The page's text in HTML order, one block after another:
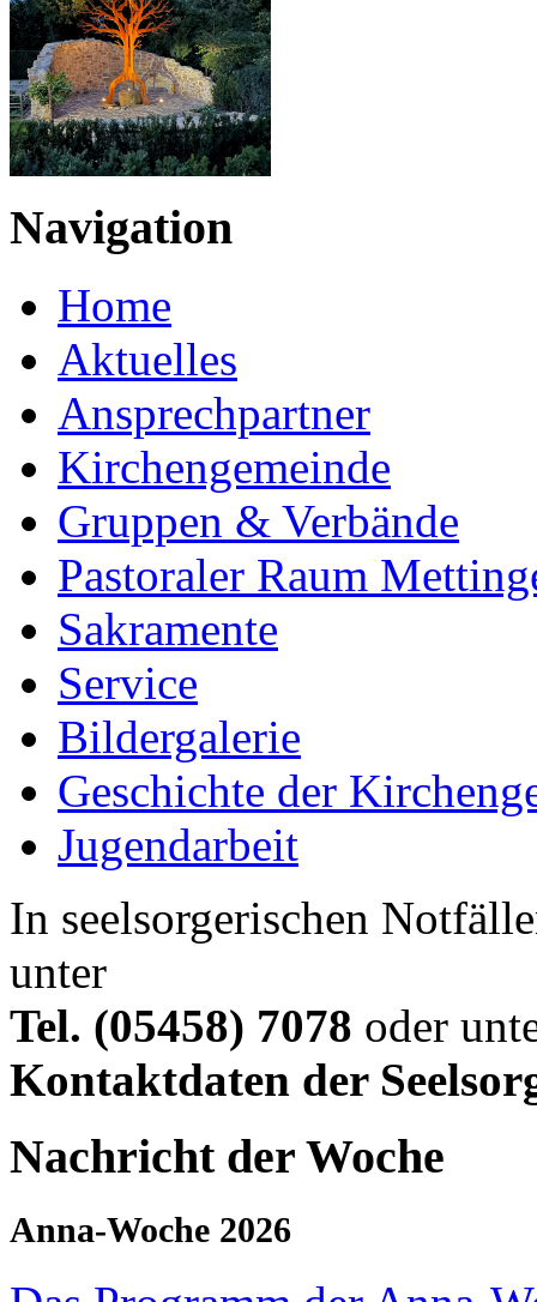
Navigation
Home
Aktuelles
Ansprechpartner
Kirchengemeinde
Gruppen & Verbände
Pastoraler Raum
Sakramente
Service
Bildergalerie
Geschichte der
Jugendarbeit
In seelsorgerischen
unter
Tel. (05458) 7078 oder
Kontaktdaten der
Nachricht der Woche
Anna-Woche 2026